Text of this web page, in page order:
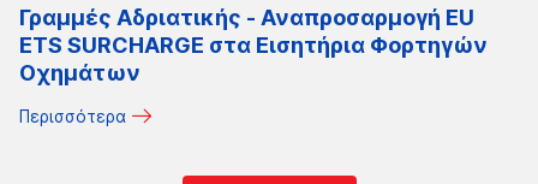
Γραμμές Αδριατικής - Αναπροσαρμογή EU
ETS SURCHARGE στα Εισητήρια Φορτηγών
Οχημάτων
Περισσότερα